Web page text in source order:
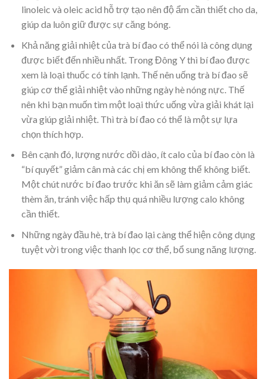
linoleic và oleic acid hỗ trợ tạo nên độ ẩm cần thiết cho da,
giúp da luôn giữ được sự căng bóng.
Khả năng giải nhiệt của trà bí đao có thể nói là công dụng
được biết đến nhiều nhất. Trong Đông Y thì bí đao được
xem là loại thuốc có tính lạnh. Thế nên uống trà bí đao sẽ
giúp cơ thể giải nhiệt vào những ngày hè nóng nực. Thế
nên khi bạn muốn tìm một loại thức uống vừa giải khát lại
vừa giúp giải nhiệt. Thì trà bí đao có thể là một sự lựa
chọn thích hợp.
Bên cạnh đó, lượng nước dồi dào, ít calo của bí đao còn là
“bí quyết” giảm cân mà các chị em không thể không biết.
Một chút nước bí đao trước khi ăn sẽ làm giảm cảm giác
thèm ăn, tránh việc hấp thụ quá nhiều lượng calo không
cần thiết.
Những ngày đầu hè, trà bí đao lại càng thể hiện công dụng
tuyệt vời trong việc thanh lọc cơ thể, bổ sung năng lượng.